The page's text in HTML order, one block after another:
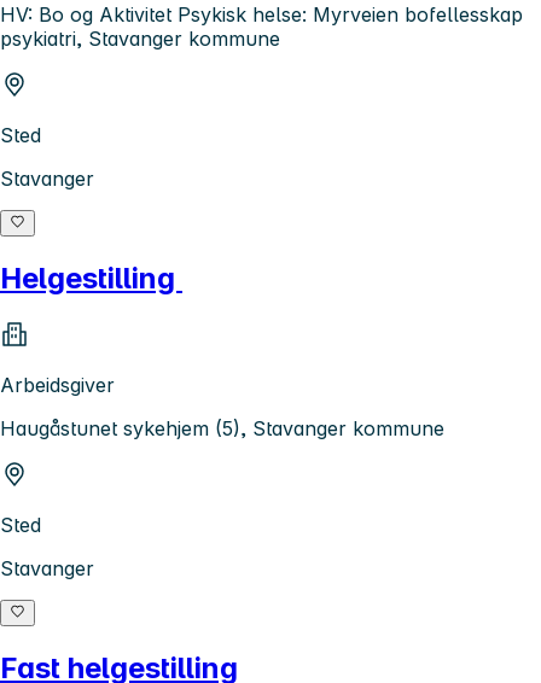
HV: Bo og Aktivitet Psykisk helse: Myrveien bofellesskap
psykiatri, Stavanger kommune
Sted
Stavanger
Helgestilling
Arbeidsgiver
Haugåstunet sykehjem (5), Stavanger kommune
Sted
Stavanger
Fast helgestilling